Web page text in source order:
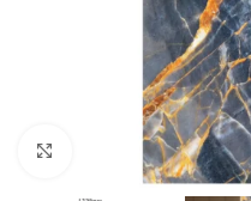
Click to enlarge